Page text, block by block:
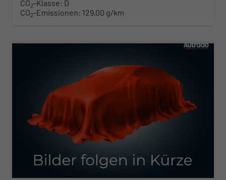
CO2-Klasse: D
CO2-Emissionen: 129,00 g/km